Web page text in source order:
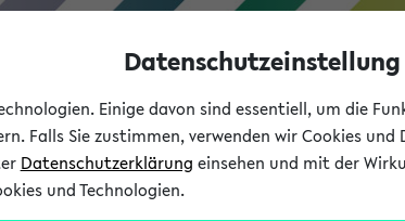
Studium
Datenschutzeinstellung
Einige davon sind essentiell, um die
Falls Sie zustimmen, verwenden wir Cookies
Datenschutzerklärung einsehen und mit der
und Technologien.